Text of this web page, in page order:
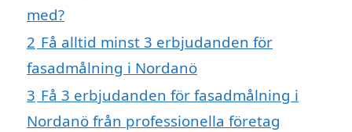
med?
2 Få alltid minst 3 erbjudanden för
fasadmålning i Nordanö
3 Få 3 erbjudanden för fasadmålning i
Nordanö från professionella företag